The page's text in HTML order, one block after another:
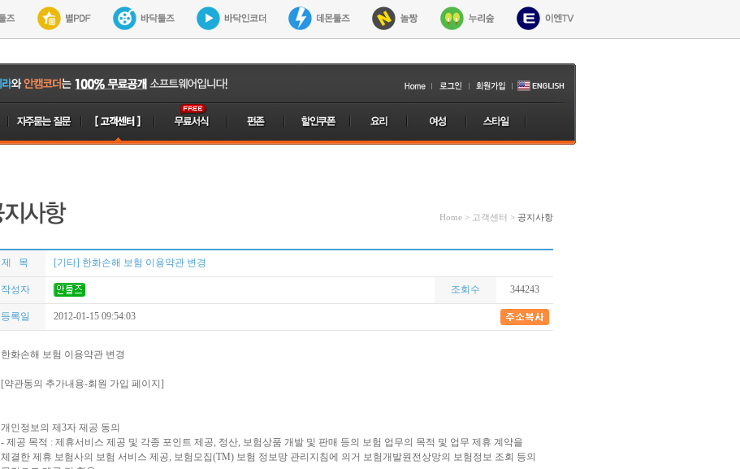
Home > 고객센터 > 공지사항
제 목 [기타] 한화손해 보험 이용약관 변경
작성자 조회수 344243
등록일 2012-01-15 09:54:03
한화손해 보험 이용약관 변경
[약관동의 추가내용-회원 가입 페이지]
개인정보의 제3자 제공 동의
- 제공 목적 : 제휴서비스 제공 및 각종 포인트 제공, 정산, 보험상품 개발 및 판매 등의 보험 업무의 목적 및 업무 제휴 계약을
체결한 제휴 보험사의 보험 서비스 제공, 보험모집(TM) 보험 정보망 관리지침에 의거 보험개발원전상망의 보험정보 조회 등의